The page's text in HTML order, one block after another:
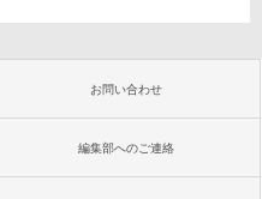
お問い合わせ
編集部へのご連絡